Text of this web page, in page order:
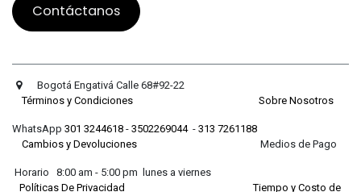
Contáctanos
Bogotá Engativá Calle 68#92-22
Términos y Condiciones
Sobre Nosotros
WhatsApp 301 3244618 - 3502269044- 313 7261188
Cambios y Devoluciones Medios de Pago
Horario 8:00 am - 5:00 pm lunes a viernes
Políticas De Privacidad
Tiempo y Costo de